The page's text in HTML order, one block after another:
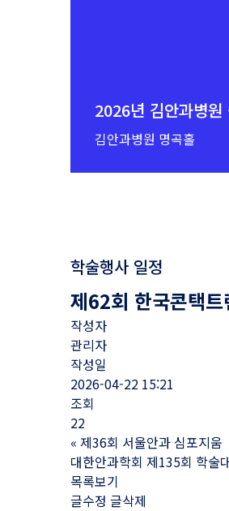
2026년 김안과병
김안과병원 명곡홀
학술행사 일정
제62회 한국콘택
작성자
관리자
작성일
2026-04-22 15:21
조회
22
« 제36회 서울안과 심포지움
대한안과학회 제135회 학술
목록보기
글수정 글삭제